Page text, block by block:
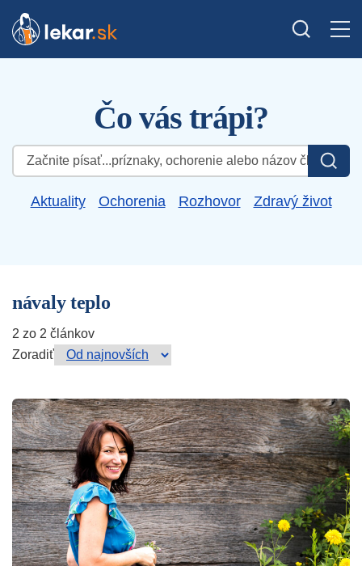
Čo vás trápi?
Hľadať:
Aktuality Ochorenia Rozhovor Zdravý život
návaly teplo
2 zo 2 článkov
Zoradiť